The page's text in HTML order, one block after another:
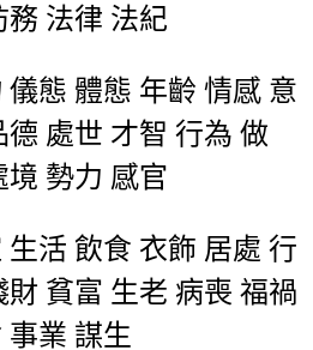
務 法律 法紀
儀態 體態 年齡 情感 意
處世 才智 行為 做
境 勢力 感官
生活 飲食 衣飾 居處 行
財 貧富 生老 病喪 福禍
事業 謀生